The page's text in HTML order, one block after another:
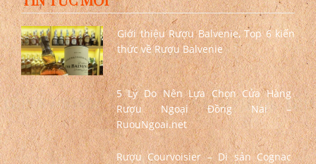
Giới thiệu Rượu Balvenie, Top 6 kiến
thức về Rượu Balvenie
5 Lý Do Nên Lựa Chọn Cửa Hàng
Rượu Ngoại Đồng Nai –
RuouNgoai.net
Rượu Courvoisier – Di sản Cognac